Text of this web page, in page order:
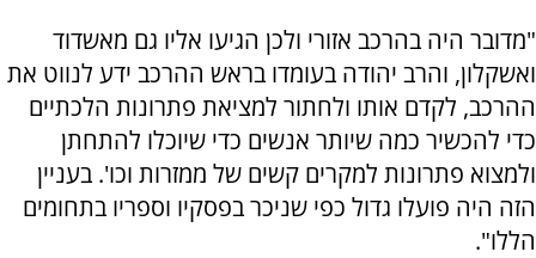
"מדובר היה בהרכב אזורי ולכן הגיעו אליו גם מאשדוד
ואשקלון, והרב יהודה בעומדו בראש ההרכב ידע לנווט את
ההרכב, לקדם אותו ולחתור למציאת פתרונות הלכתיים
כדי להכשיר כמה שיותר אנשים כדי שיוכלו להתחתן
ולמצוא פתרונות למקרים קשים של ממזרות וכו'. בעניין
הזה היה פועלו גדול כפי שניכר בפסקיו וספריו בתחומים
הללו".